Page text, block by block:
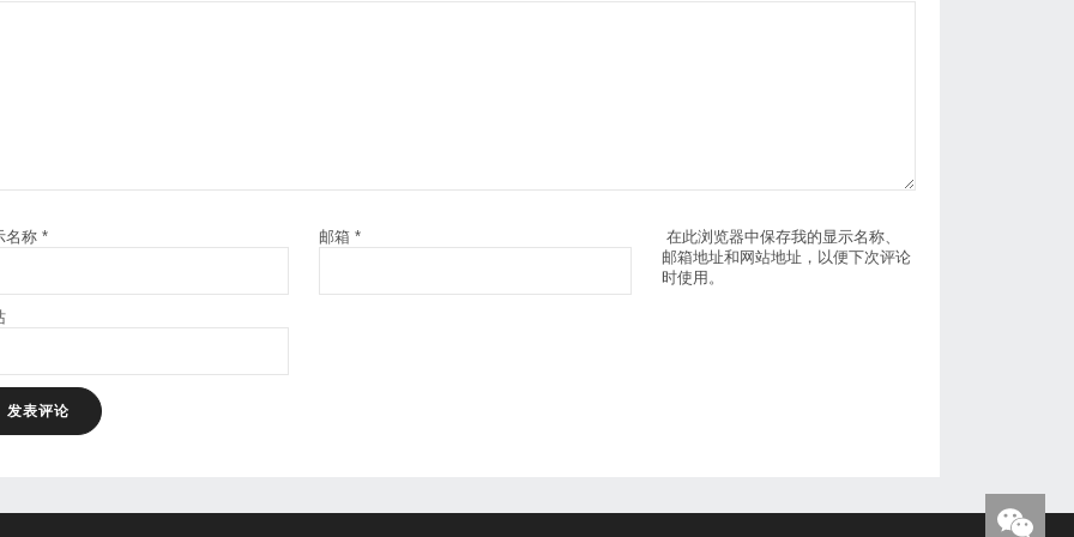
名称 * 邮箱 *
在此浏览器中保存我的显示名称、
邮箱地址和网站地址，以便下次评论
时使用。